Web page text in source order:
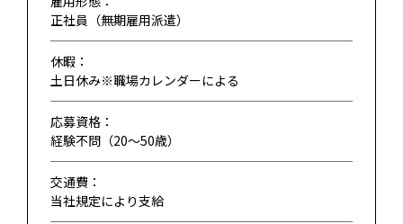
正社員（無期雇用派遣）
休暇：
土日休み※職場カレンダーによる
応募資格：
経験不問（20〜50歳）
交通費：
当社規定により支給